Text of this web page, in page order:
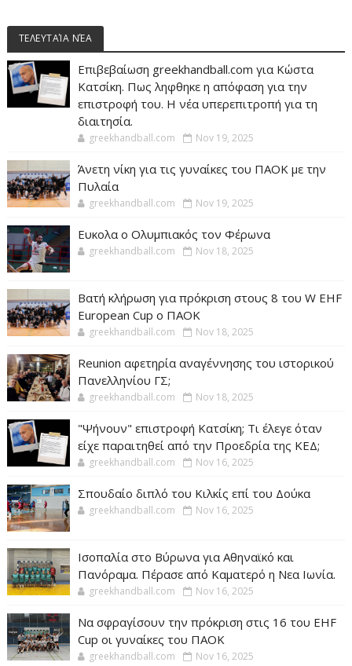
ΤΕΛΕΥΤΑΊΑ ΝΈΑ
Επιβεβαίωση greekhandball.com για Κώστα
Κατσίκη. Πως ληφθηκε η απόφαση για την
επιστροφή του. Η νέα υπερεπιτροπή για τη
διαιτησία.
greekhandball.com Nov 19, 2025
Άνετη νίκη για τις γυναίκες του ΠΑΟΚ με την
Πυλαία
greekhandball.com Nov 19, 2025
Ευκολα ο Ολυμπιακός τον Φέρωνα
greekhandball.com Nov 18, 2025
Βατή κλήρωση για πρόκριση στους 8 του W EHF
European Cup ο ΠΑΟΚ
greekhandball.com Nov 18, 2025
Reunion αφετηρία αναγέννησης του ιστορικού
Πανελληνίου ΓΣ;
greekhandball.com Nov 18, 2025
"Ψήνουν" επιστροφή Κατσίκη; Τι έλεγε όταν
είχε παραιτηθεί από την Προεδρία της ΚΕΔ;
greekhandball.com Nov 16, 2025
Σπουδαίο διπλό του Κιλκίς επί του Δούκα
greekhandball.com Nov 16, 2025
Ισοπαλία στο Βύρωνα για Αθηναϊκό και
Πανόραμα. Πέρασε από Καματερό η Νεα Ιωνία.
greekhandball.com Nov 16, 2025
Να σφραγίσουν την πρόκριση στις 16 του EHF
Cup οι γυναίκες του ΠΑΟΚ
greekhandball.com Nov 16, 2025